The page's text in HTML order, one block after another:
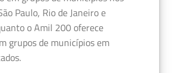
Paulo, Rio de Janeiro e
o Amil 200 oferece
grupos de municípios em